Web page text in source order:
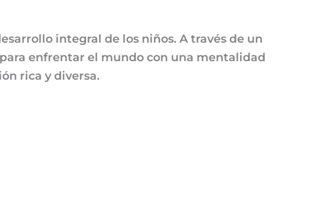
integral de los niños. A través de un
enfrentar el mundo con una mentalidad
rica y diversa.